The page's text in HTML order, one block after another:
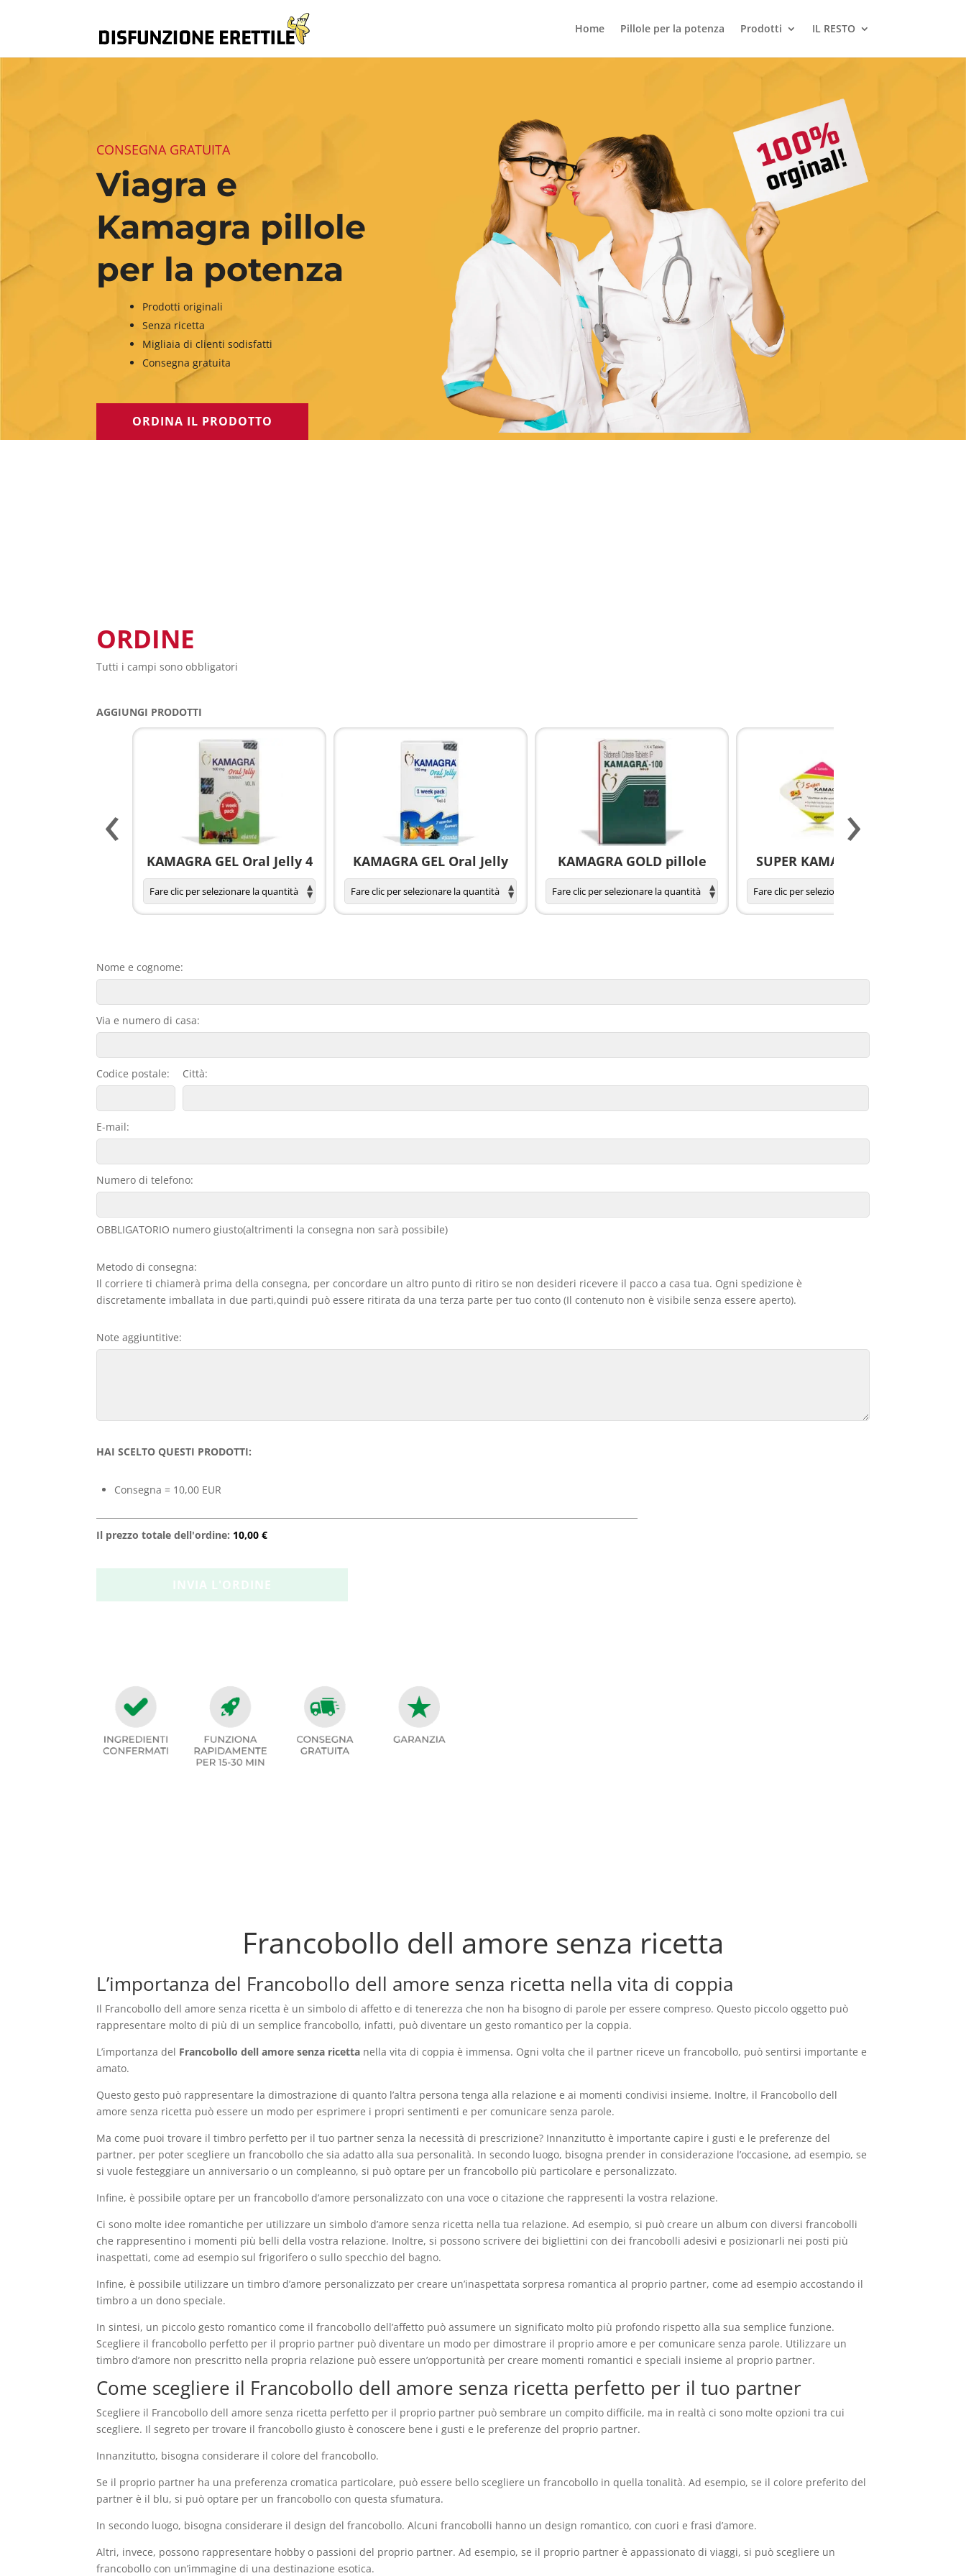
Home Pillole per la potenza Prodotti IL RESTO
CONSEGNA GRATUITA
Viagra e
Kamagra pillole
per la potenza
Prodotti originali
Senza ricetta
Migliaia di clienti sodisfatti
Consegna gratuita
ORDINA IL PRODOTTO
ORDINE
Tutti i campi sono obbligatori
AGGIUNGI PRODOTTI
KAMAGRA GEL Oral Jelly 4 KAMAGRA GEL Oral Jelly KAMAGRA GOLD pillole SUPER KAMAGRA pillole
‹ ›
Nome e cognome:
Via e numero di casa:
Codice postale: Città:
E-mail:
Numero di telefono:
OBBLIGATORIO numero giusto(altrimenti la consegna non sarà possibile)
Metodo di consegna:
Il corriere ti chiamerà prima della consegna, per concordare un altro punto di ritiro se non desideri ricevere il pacco a casa tua. Ogni spedizione è
discretamente imballata in due parti,quindi può essere ritirata da una terza parte per tuo conto (Il contenuto non è visibile senza essere aperto).
Note aggiuntitive:
HAI SCELTO QUESTI PRODOTTI:
Consegna = 10,00 EUR
Il prezzo totale dell'ordine: 10,00 €
Francobollo dell amore senza ricetta
L’importanza del Francobollo dell amore senza ricetta nella vita di coppia
Il Francobollo dell amore senza ricetta è un simbolo di affetto e di tenerezza che non ha bisogno di parole per essere compreso. Questo piccolo oggetto può
rappresentare molto di più di un semplice francobollo, infatti, può diventare un gesto romantico per la coppia.
L’importanza del Francobollo dell amore senza ricetta nella vita di coppia è immensa. Ogni volta che il partner riceve un francobollo, può sentirsi importante e
amato.
Questo gesto può rappresentare la dimostrazione di quanto l’altra persona tenga alla relazione e ai momenti condivisi insieme. Inoltre, il Francobollo dell
amore senza ricetta può essere un modo per esprimere i propri sentimenti e per comunicare senza parole.
Ma come puoi trovare il timbro perfetto per il tuo partner senza la necessità di prescrizione? Innanzitutto è importante capire i gusti e le preferenze del
partner, per poter scegliere un francobollo che sia adatto alla sua personalità. In secondo luogo, bisogna prender in considerazione l’occasione, ad esempio, se
si vuole festeggiare un anniversario o un compleanno, si può optare per un francobollo più particolare e personalizzato.
Infine, è possibile optare per un francobollo d’amore personalizzato con una voce o citazione che rappresenti la vostra relazione.
Ci sono molte idee romantiche per utilizzare un simbolo d’amore senza ricetta nella tua relazione. Ad esempio, si può creare un album con diversi francobolli
che rappresentino i momenti più belli della vostra relazione. Inoltre, si possono scrivere dei bigliettini con dei francobolli adesivi e posizionarli nei posti più
inaspettati, come ad esempio sul frigorifero o sullo specchio del bagno.
Infine, è possibile utilizzare un timbro d’amore personalizzato per creare un’inaspettata sorpresa romantica al proprio partner, come ad esempio accostando il
timbro a un dono speciale.
In sintesi, un piccolo gesto romantico come il francobollo dell’affetto può assumere un significato molto più profondo rispetto alla sua semplice funzione.
Scegliere il francobollo perfetto per il proprio partner può diventare un modo per dimostrare il proprio amore e per comunicare senza parole. Utilizzare un
timbro d’amore non prescritto nella propria relazione può essere un’opportunità per creare momenti romantici e speciali insieme al proprio partner.
Come scegliere il Francobollo dell amore senza ricetta perfetto per il tuo partner
Scegliere il Francobollo dell amore senza ricetta perfetto per il proprio partner può sembrare un compito difficile, ma in realtà ci sono molte opzioni tra cui
scegliere. Il segreto per trovare il francobollo giusto è conoscere bene i gusti e le preferenze del proprio partner.
Innanzitutto, bisogna considerare il colore del francobollo.
Se il proprio partner ha una preferenza cromatica particolare, può essere bello scegliere un francobollo in quella tonalità. Ad esempio, se il colore preferito del
partner è il blu, si può optare per un francobollo con questa sfumatura.
In secondo luogo, bisogna considerare il design del francobollo. Alcuni francobolli hanno un design romantico, con cuori e frasi d’amore.
Altri, invece, possono rappresentare hobby o passioni del proprio partner. Ad esempio, se il proprio partner è appassionato di viaggi, si può scegliere un
francobollo con un’immagine di una destinazione esotica.